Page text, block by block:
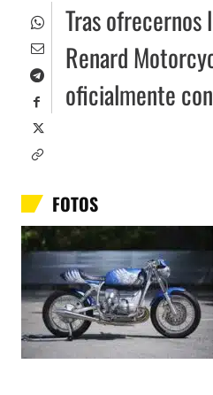
Tras
Renard
oficialmente
FOTOS